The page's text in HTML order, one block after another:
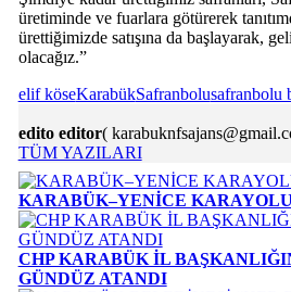
üretiminde ve fuarlara götürerek
ürettiğimizde satışına da başlayarak,
olacağız.”
elif köseKarabükSafranbolusafranbolu
edito editor(
TÜM YAZILARI
KARABÜK–YENİCE
CHP KARABÜK İL
GÜNDÜZ ATANDI